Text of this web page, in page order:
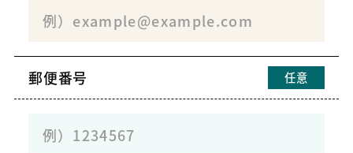
郵便番号 任意